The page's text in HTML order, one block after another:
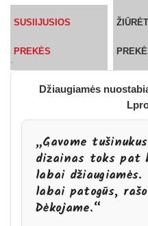
SUSIIJUSIOS
PREKĖS
`
Džiaugiamės
„Gavome
dizainas toks
labai
labai patogūs,
Dėkojame.“